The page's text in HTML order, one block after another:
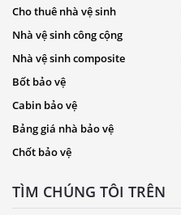
Cho thuê nhà vệ sinh
Nhà vệ sinh công cộng
Nhà vệ sinh composite
Bốt bảo vệ
Cabin bảo vệ
Bảng giá nhà bảo vệ
Chốt bảo vệ
TÌM CHÚNG TÔI TRÊN